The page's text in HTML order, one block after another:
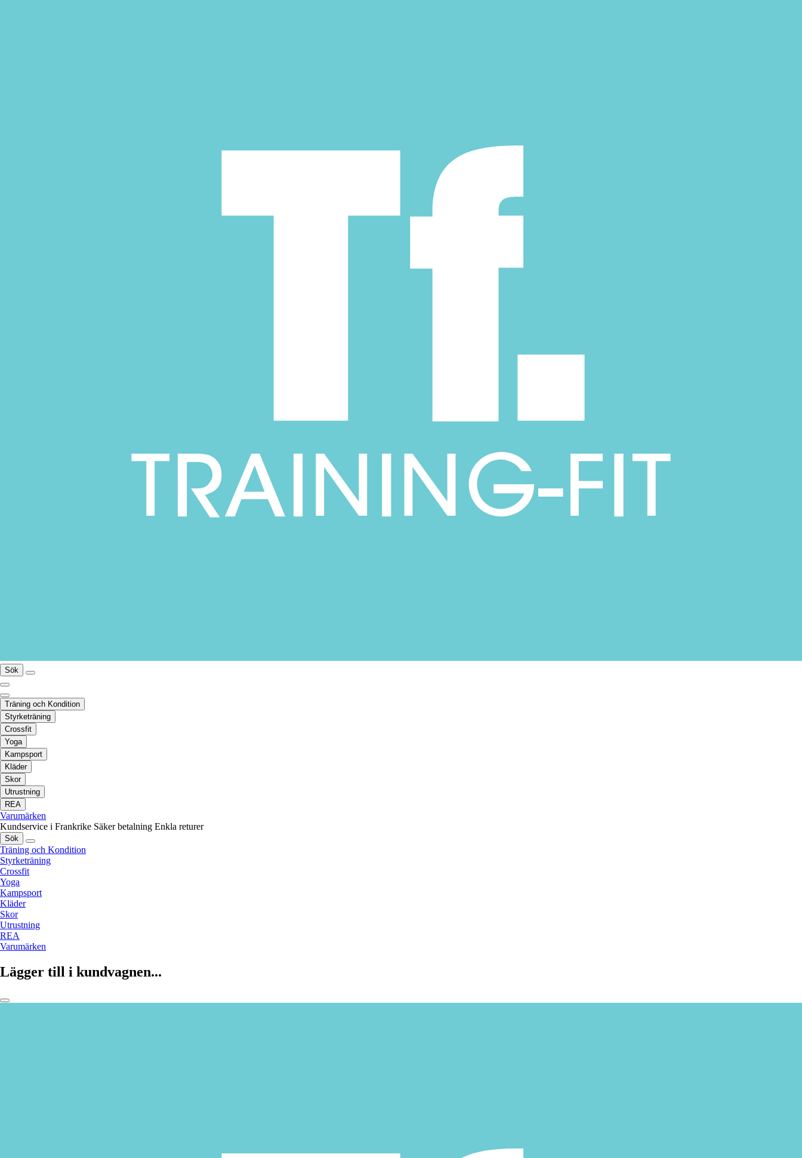
Sök
Träning och Kondition
Styrketräning
Crossfit
Yoga
Kampsport
Kläder
Skor
Utrustning
REA
Varumärken
Kundservice i Frankrike Säker betalning Enkla returer
Sök
Träning och Kondition
Styrketräning
Crossfit
Yoga
Kampsport
Kläder
Skor
Utrustning
REA
Varumärken
Lägger till i kundvagnen...